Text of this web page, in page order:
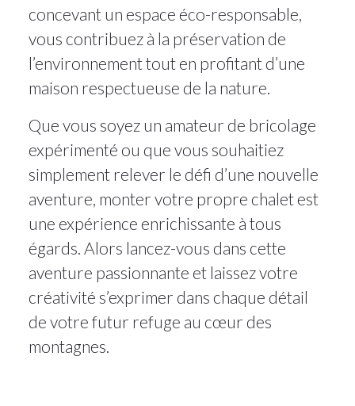
concevant un espace éco-responsable,
vous contribuez à la préservation de
l’environnement tout en profitant d’une
maison respectueuse de la nature.
Que vous soyez un amateur de bricolage
expérimenté ou que vous souhaitiez
simplement relever le défi d’une nouvelle
aventure, monter votre propre chalet est
une expérience enrichissante à tous
égards. Alors lancez-vous dans cette
aventure passionnante et laissez votre
créativité s’exprimer dans chaque détail
de votre futur refuge au cœur des
montagnes.